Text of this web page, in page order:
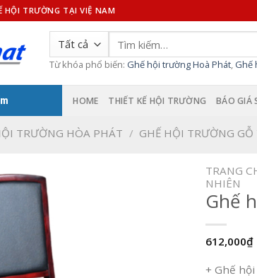
HỘI TRƯỜNG TẠI VIỆ NAM
Tìm
kiếm:
Từ khóa phổ biến: Ghế hội trường Hoà Phát, Ghế
HOME THIẾT KẾ HỘI TRƯỜNG BÁO GIÁ
TRƯỜNG HÒA PHÁT / GHẾ HỘI TRƯỜNG
TRANG
NHIÊN
Ghế
612,000₫
+ Ghế